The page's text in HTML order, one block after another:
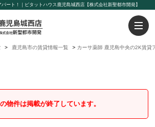
ート！｜ピタットハウス鹿児島城西店【株式会社新聖都市開発】
鹿児島市の賃貸情報一覧 カーサ薬師 鹿児島中央の2K賃貸
物件は掲載が終了しています。